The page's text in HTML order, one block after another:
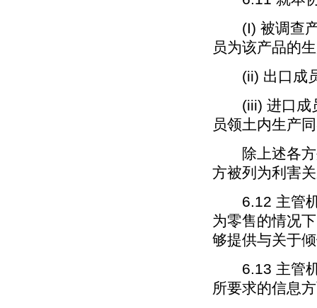
(I) 被调查产
员为该产品的
(ii) 出口成员
(iii) 进口成员
员领土内生产
除上述各方
方被列为利害
6.12 主管机
为零售的情况
够提供与关于
6.13 主管机
所要求的信息